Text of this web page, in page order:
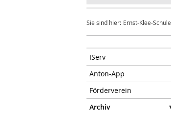
Sie sind hier: Ernst-Klee-Schule
IServ
Anton-App
Förderverein
Archiv